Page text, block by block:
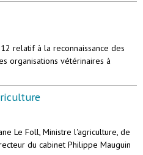
relatif à la reconnaissance des
organisations vétérinaires à
Le Foll, Ministre l'agriculture, de
du cabinet Philippe Mauguin